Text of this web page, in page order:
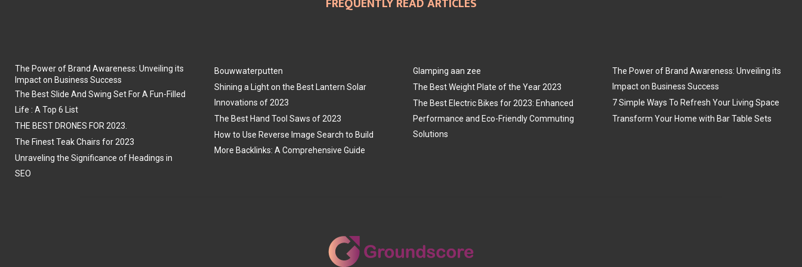
The Power of Brand Awareness: Unveiling its
Impact on Business Success
The Best Slide And Swing Set For A Fun-Filled
Life : A Top 6 List
THE BEST DRONES FOR 2023.
The Finest Teak Chairs for 2023
Unraveling the Significance of Headings in
SEO
Bouwwaterputten
Shining a Light on the Best Lantern Solar
Innovations of 2023
The Best Hand Tool Saws of 2023
How to Use Reverse Image Search to Build
More Backlinks: A Comprehensive Guide
Glamping aan zee
The Best Weight Plate of the Year 2023
The Best Electric Bikes for 2023: Enhanced
Performance and Eco-Friendly Commuting
Solutions
The Power of Brand Awareness: Unveiling its
Impact on Business Success
7 Simple Ways To Refresh Your Living Space
Transform Your Home with Bar Table Sets